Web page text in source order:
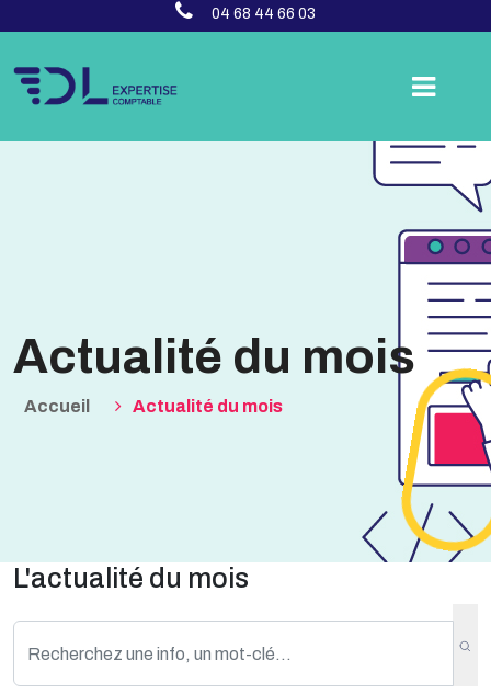
04 68 44 66 03
Actualité du mois
Accueil Actualité du mois
L'actualité du mois